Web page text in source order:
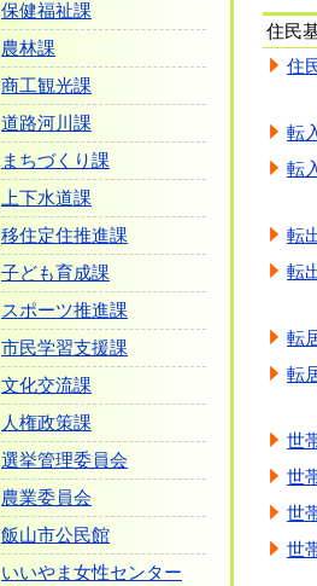
保健福祉課
農林課
商工観光課
道路河川課
まちづくり課
上下水道課
移住定住推進課
子ども育成課
スポーツ推進課
市民学習支援課
文化交流課
人権政策課
選挙管理委員会
農業委員会
飯山市公民館
いいやま女性センター
住民
住
転
転
転
転
転
転
世
世
世
世